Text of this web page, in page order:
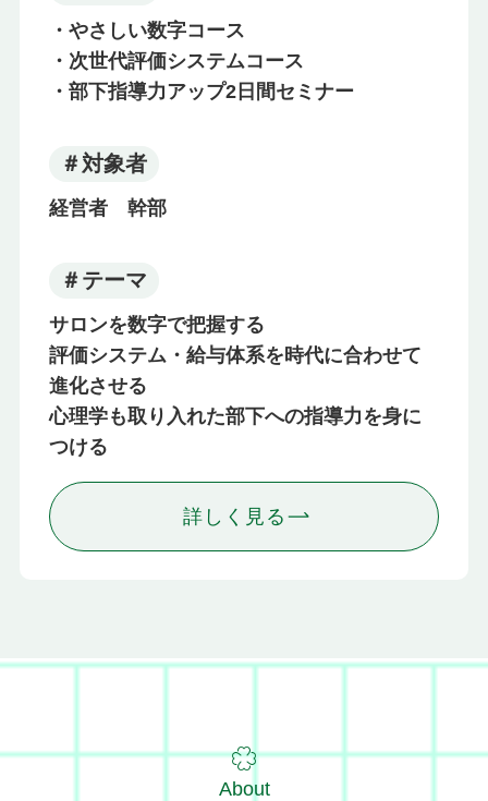
・やさしい数字コース
・次世代評価システムコース
・部下指導力アップ2日間セミナー
＃対象者
経営者 幹部
＃テーマ
サロンを数字で把握する
評価システム・給与体系を時代に合わせて
進化させる
心理学も取り入れた部下への指導力を身に
つける
詳しく見る
About